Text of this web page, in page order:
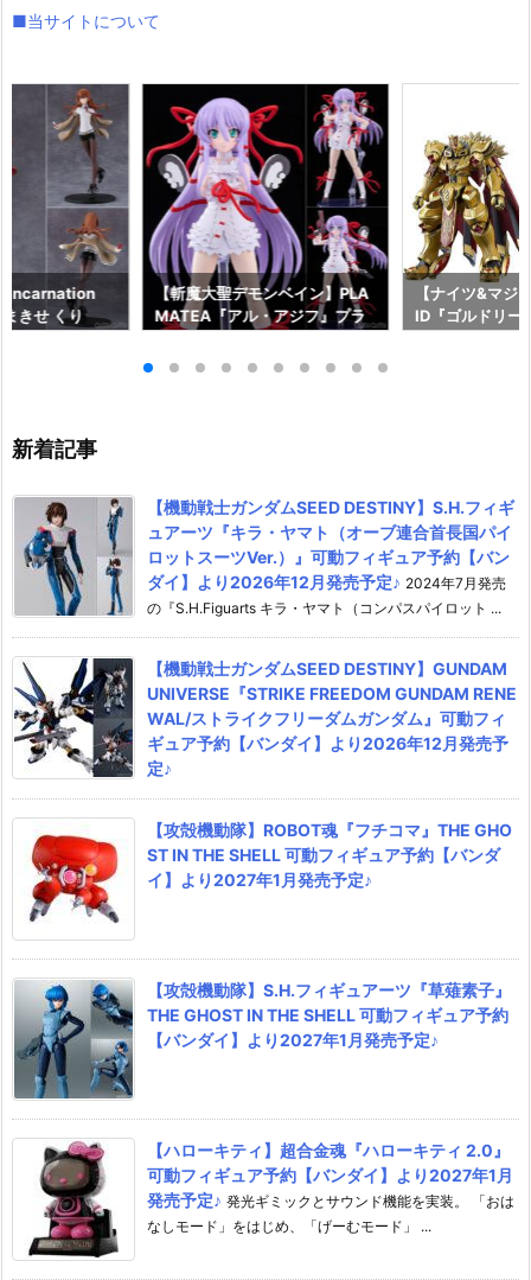
■当サイトについて
きせ くり
【斬魔大聖デモンベイン】PLA
MATEA『アル・アジフ』プラ
ンパニー】より2027年4月発売
【ナイツ&マジ
ID『ゴルドリー
新着記事
【機動戦士ガンダムSEED DESTINY】S.H.フィギ
ュアーツ『キラ・ヤマト（オーブ連合首長国パイ
ロットスーツVer.）』可動フィギュア予約【バン
ダイ】より2026年12月発売予定♪ 2024年7月発売
の『S.H.Figuarts キラ・ヤマト（コンパスパイロット ...
【機動戦士ガンダムSEED DESTINY】GUNDAM
UNIVERSE『STRIKE FREEDOM GUNDAM RENE
WAL/ストライクフリーダムガンダム』可動フィ
ギュア予約【バンダイ】より2026年12月発売予
定♪
【攻殻機動隊】ROBOT魂『フチコマ』THE GHO
ST IN THE SHELL 可動フィギュア予約【バンダ
イ】より2027年1月発売予定♪
【攻殻機動隊】S.H.フィギュアーツ『草薙素子』
THE GHOST IN THE SHELL 可動フィギュア予約
【バンダイ】より2027年1月発売予定♪
【ハローキティ】超合金魂『ハローキティ 2.0』
可動フィギュア予約【バンダイ】より2027年1月
発売予定♪ 発光ギミックとサウンド機能を実装。 「おは
なしモード」をはじめ、「げーむモード」 ...